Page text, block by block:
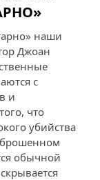
наши
Джоан
с
и
что
убийства
обычной